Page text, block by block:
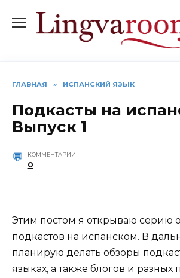
содержанию
ГЛАВНАЯ » ИСПАНСКИЙ ЯЗЫК
Подкасты на
Выпуск 1
КОММЕНТАРИИ
0
Этим постом я открываю серию
подкастов на испанском. В
планирую делать обзоры
языках, а также блогов и разных